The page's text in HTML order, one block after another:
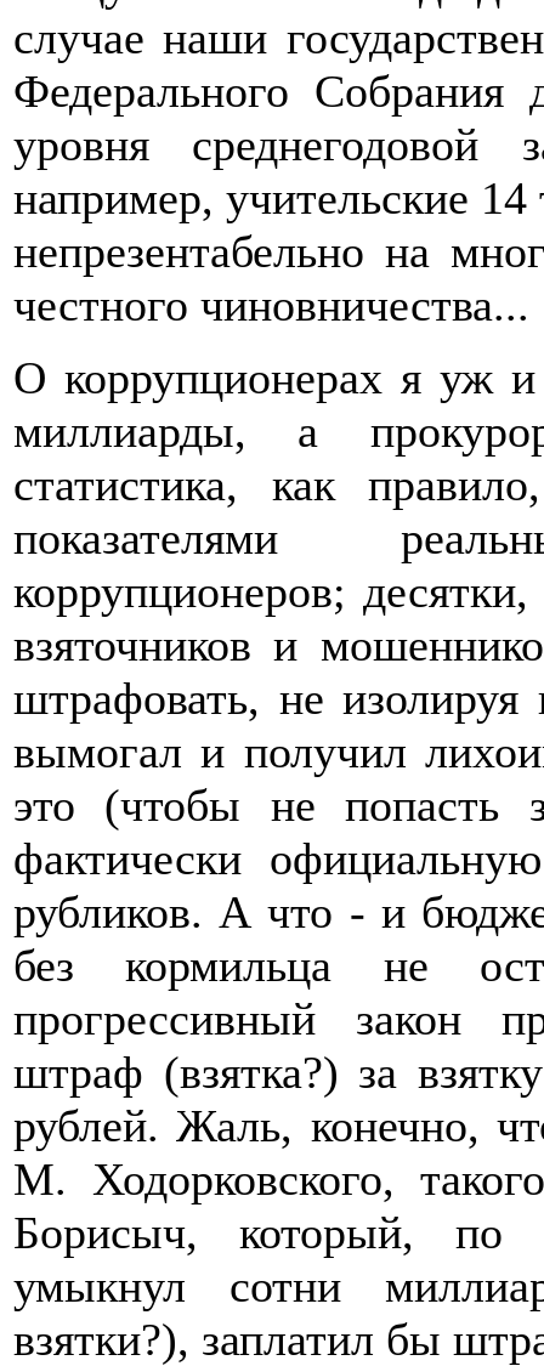
случае наши
Федерального
уровня
например, учительские
непрезентабельно на
честного чиновничества...
О коррупционерах я уж
миллиарды, а
статистика, как
показателями
коррупционеров;
взяточников и
штрафовать, не
вымогал и получил
это (чтобы не попасть
фактически
рубликов. А что - и
без кормильца не
прогрессивный закон
штраф (взятка?) за
рублей. Жаль, конечно,
М. Ходорковского,
Борисыч, который, по
умыкнул сотни
взятки?), заплатил бы